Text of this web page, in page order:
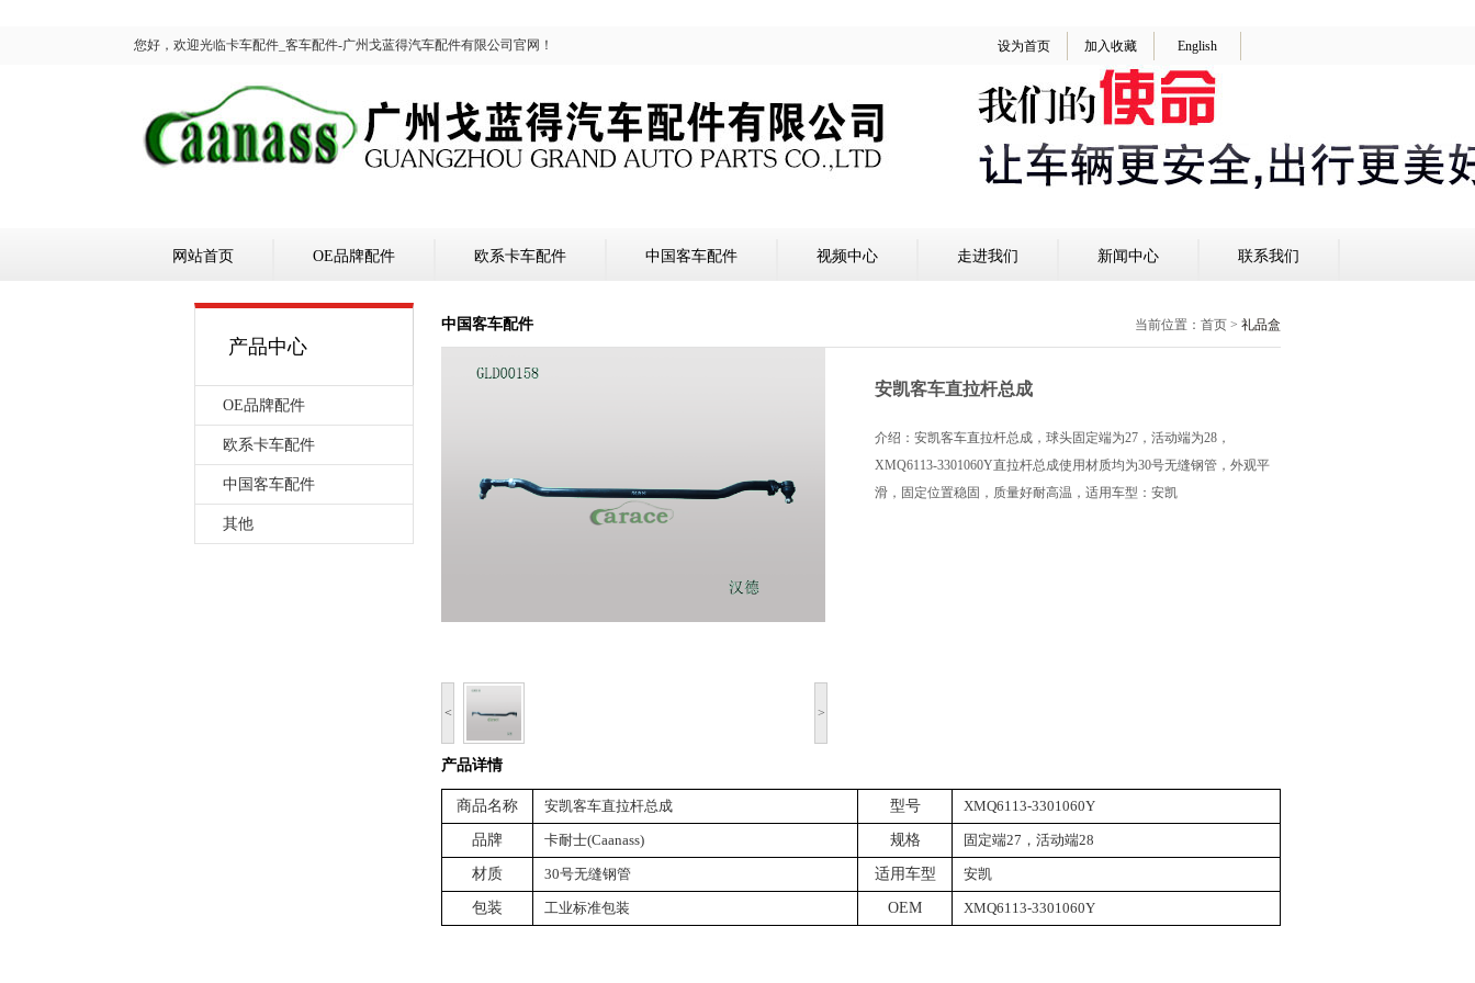
您好，欢迎光临卡车配件_客车配件-广州戈蓝得汽车配件有限公司官网！ 设为首页 加入收藏 English
网站首页 OE品牌配件 欧系卡车配件 中国客车配件 视频中心 走进我们 新闻中心 联系我们
产品中心
OE品牌配件
欧系卡车配件
中国客车配件
其他
中国客车配件 当前位置： 首页 > 礼品盒
安凯客车直拉杆总成
介绍：安凯客车直拉杆总成，球头固定端为27，活动端为28，
XMQ6113-3301060Y直拉杆总成使用材质均为30号无缝钢管，外观平
滑，固定位置稳固，质量好耐高温，适用车型：安凯
< >
产品详情
商品名称 安凯客车直拉杆总成 型号 XMQ6113-3301060Y
品牌 卡耐士(Caanass) 规格 固定端27，活动端28
材质 30号无缝钢管 适用车型 安凯
包装 工业标准包装 OEM XMQ6113-3301060Y